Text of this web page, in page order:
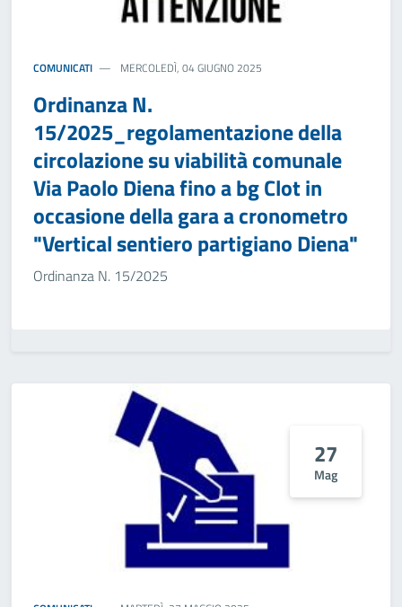
COMUNICATI MERCOLEDÌ, 04 GIUGNO 2025
Ordinanza N.
15/2025_regolamentazione della
circolazione su viabilità comunale
Via Paolo Diena fino a bg Clot in
occasione della gara a cronometro
"Vertical sentiero partigiano Diena"
Ordinanza N. 15/2025
27
Mag